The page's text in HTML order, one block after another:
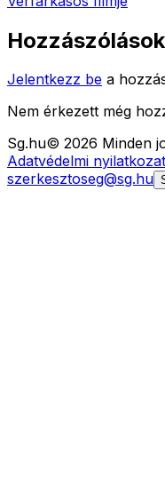
Hozzászólások
Jelentkezz be a
Nem érkezett még
Sg.hu© 2026 Minden
Adatvédelmi nyilatkozat
szerkesztoseg@sg.hu